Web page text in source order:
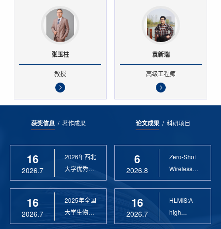
张玉柱
教授
袁新瑞
高级工程师
获奖信息/ 著作成果
16
2026.7
2026年西北
大学优秀硕
士论文指导
16
2026.7
2025年全国
大学生物联
网设计竞赛
论文成果/ 科研项目
6
2026.8
Zero-Shot
Wireless
Sensor
16
2026.7
HLMIS:A
high
Resolution